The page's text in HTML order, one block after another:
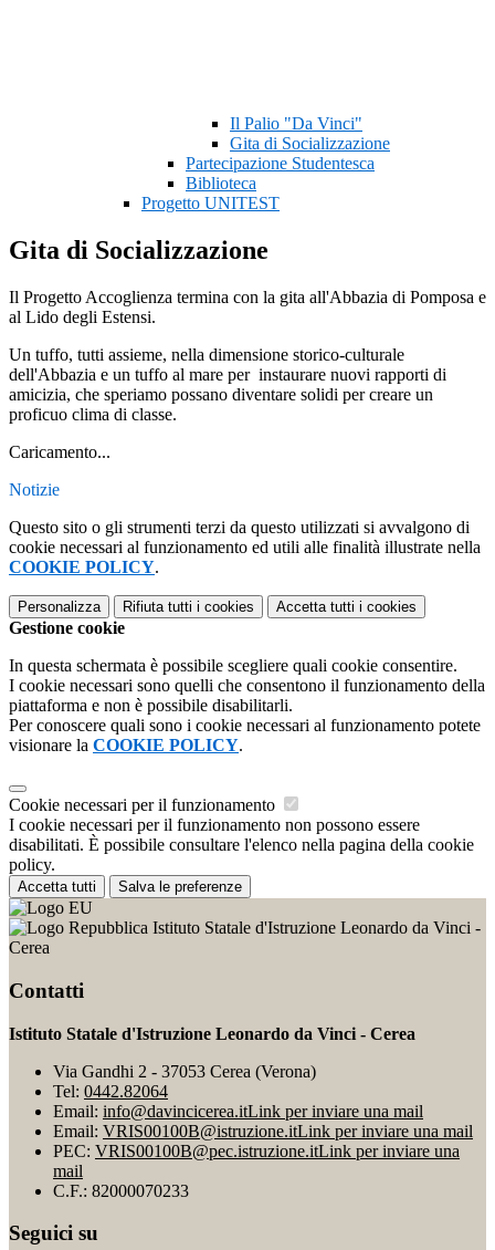
Il Palio "Da Vinci"
Gita di Socializzazione
Partecipazione Studentesca
Biblioteca
Progetto UNITEST
Gita di Socializzazione
Il Progetto Accoglienza termina con la gita all'Abbazia di Pomposa e
al Lido degli Estensi.
Un tuffo, tutti assieme, nella dimensione storico-culturale
dell'Abbazia e un tuffo al mare per instaurare nuovi rapporti di
amicizia, che speriamo possano diventare solidi per creare un
proficuo clima di classe.
Caricamento...
Notizie
Questo sito o gli strumenti terzi da questo utilizzati si avvalgono di
cookie necessari al funzionamento ed utili alle finalità illustrate nella
COOKIE POLICY.
Personalizza Rifiuta tutti i cookies Accetta tutti i cookies
Gestione cookie
In questa schermata è possibile scegliere quali cookie consentire.
I cookie necessari sono quelli che consentono il funzionamento della
piattaforma e non è possibile disabilitarli.
Per conoscere quali sono i cookie necessari al funzionamento potete
visionare la COOKIE POLICY.
Cookie necessari per il funzionamento
I cookie necessari per il funzionamento non possono essere
disabilitati. È possibile consultare l'elenco nella pagina della cookie
policy.
Accetta tutti Salva le preferenze
Istituto Statale d'Istruzione Leonardo da Vinci -
Cerea
Contatti
Istituto Statale d'Istruzione Leonardo da Vinci - Cerea
Via Gandhi 2 - 37053 Cerea (Verona)
Tel: 0442.82064
Email: info@davincicerea.itLink per inviare una mail
Email: VRIS00100B@istruzione.itLink per inviare una mail
PEC: VRIS00100B@pec.istruzione.itLink per inviare una
mail
C.F.: 82000070233
Seguici su